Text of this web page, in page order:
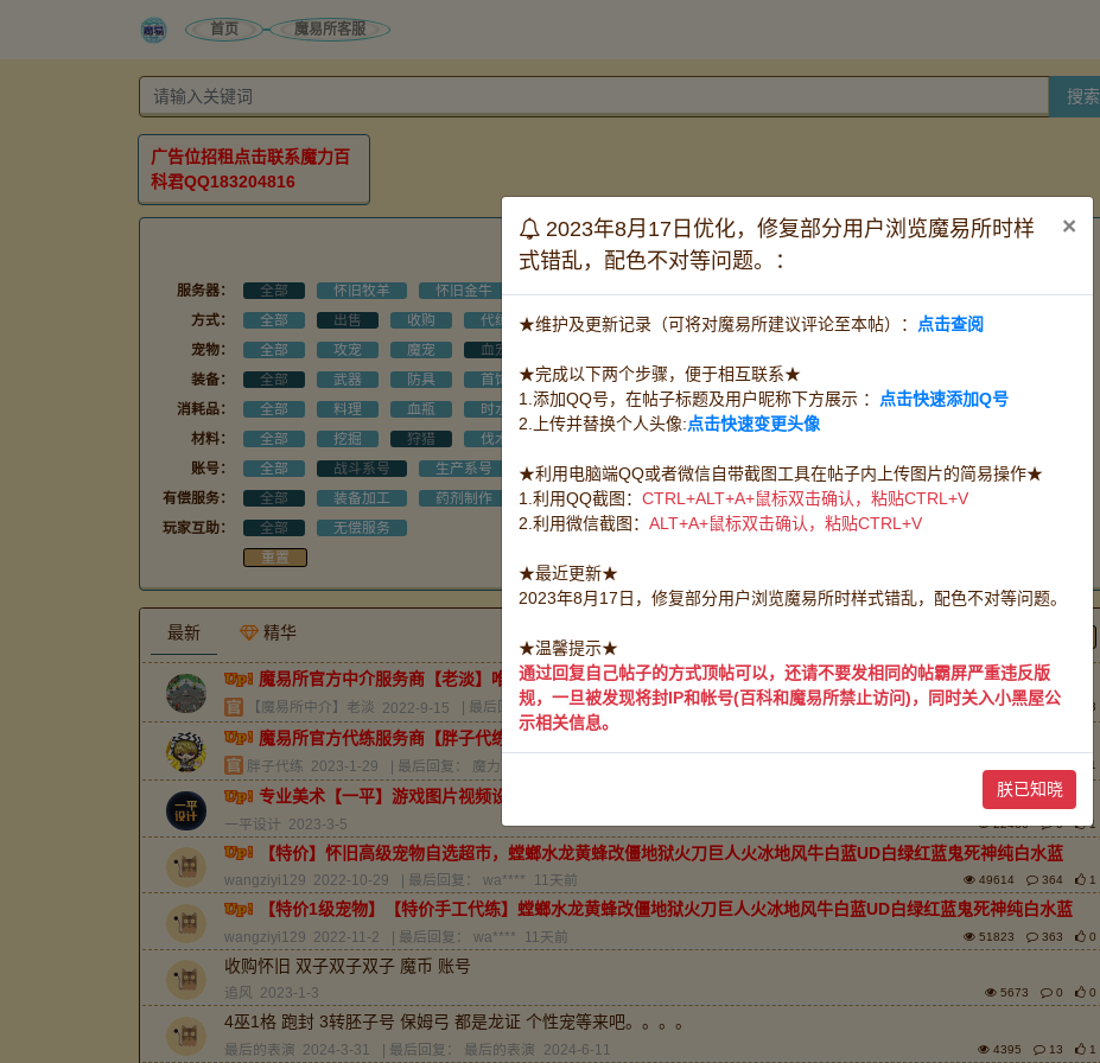
首页 魔易所客服
搜索
广告位招租点击联系魔力百
科君QQ183204816
帖子铺
服务器： 全部 怀旧牧羊 怀旧金牛
方式：
全部 出售 收购
代练
宠物：
全部 攻宠 魔宠 血宠
装备：
全部 武器 防具 首饰 水晶
PK装
消耗品：
全部 料理 血瓶 时水 技能草 精华 改图 其他消耗品
魔币(游戏币)
材料：
全部 挖掘 狩猎 伐木
账号：
全部 战斗系号 生产系号 服务系号
采集系号
有偿服务：
全部 装备加工 药剂制作 料理烹饪 物品鉴定 救死扶伤
带路开门
玩家互助：
全部
无偿服务
重置
最新 精华
魔易所官方中介服务商【老淡】唯一QQ383875411，承接全区服中介业务。
【魔易所中介】老淡 2022-9-15 | 最后回复： 魔力百科君 2025-1-10 42384 14 3
魔易所官方代练服务商【胖子代练】：QQ1716375371
胖子代练 2023-1-29 | 最后回复： 魔力百科君 1
专业美术【一平】游戏图片视频设计QQ719627998
一平设计 2023-3-5 22466 0 1
【特价】怀旧高级宠物自选超市，螳螂水龙黄蜂改僵地狱火刀巨人火冰地风牛白蓝UD白绿红蓝鬼死神纯白水蓝
wangziyi129 2022-10-29 | 最后回复： wa**** 11天前 49614 364 1
【特价1级宠物】【特价手工代练】螳螂水龙黄蜂改僵地狱火刀巨人火冰地风牛白蓝UD白绿红蓝鬼死神纯白水蓝
wangziyi129 2022-11-2 | 最后回复： wa**** 11天前 51823 363 0
收购怀旧 双子双子双子 魔币 账号
追风 2023-1-3 5673 0 0
4巫1格 跑封 3转胚子号 保姆弓 都是龙证 个性宠等来吧。。。。
最后的表演 2024-3-31 | 最后回复： 最后的表演 2024-6-11 4395 13 1
2023年8月17日优化，修复部分用户浏览魔易所时样
式错乱，配色不对等问题。：
×
★维护及更新记录（可将对魔易所建议评论至本帖）： 点击查阅
★完成以下两个步骤，便于相互联系★
1.添加QQ号，在帖子标题及用户昵称下方展示 ：
点击快速添加Q号
2.上传并替换个人头像:点击快速变更头像
★利用电脑端QQ或者微信自带截图工具在帖子内上传图片的简易操作★
1.利用QQ截图： CTRL+ALT+A+鼠标双击确认，粘贴CTRL+V
2.利用微信截图： ALT+A+鼠标双击确认，粘贴CTRL+V
★最近更新★
2023年8月17日，修复部分用户浏览魔易所时样式错乱，配色不对等问题。
★温馨提示★
通过回复自己帖子的方式顶帖可以，还请不要发相同的帖霸屏严重违反版
规，一旦被发现将封IP和帐号(百科和魔易所禁止访问)，同时关入小黑屋公
示相关信息。
朕已知晓